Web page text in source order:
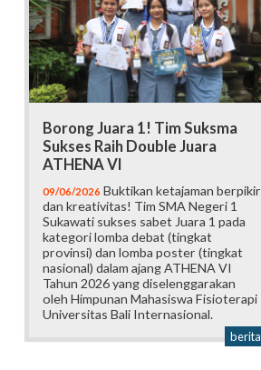
Borong Juara 1! Tim Suksma
Sukses Raih Double Juara
ATHENA VI
09/06/2026 Buktikan ketajaman berpikir
dan kreativitas! Tim SMA Negeri 1
Sukawati sukses sabet Juara 1 pada
kategori lomba debat (tingkat
provinsi) dan lomba poster (tingkat
nasional) dalam ajang ATHENA VI
Tahun 2026 yang diselenggarakan
oleh Himpunan Mahasiswa Fisioterapi
Universitas Bali Internasional.
berita